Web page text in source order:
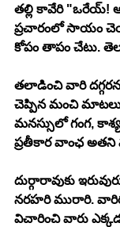
తల్లి కావేరి "ఒరేయ్!
ప్రచారంలో సాయం
కోపం తాపం చేటు.
తలాడించి వారి
చెప్పిన మంచి మాటలు
మనస్సులో గంగ,
ప్రతీకార వాంఛ అతని
దుర్గారావుకు
నరహరి మురారి.
విచారించి వారు